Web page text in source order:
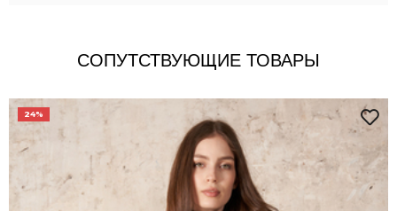
СОПУТСТВУЮЩИЕ ТОВАРЫ
24%